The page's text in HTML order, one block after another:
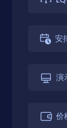
安
演
价